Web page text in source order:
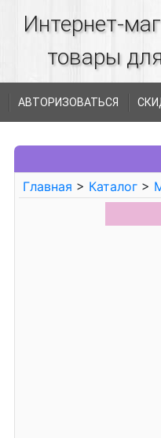
Интернет-
товары
АВТОРИЗОВАТЬСЯ
Главная > Каталог >